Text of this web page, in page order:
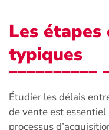
Les
typiques
Étudier les délais
de vente est
processus